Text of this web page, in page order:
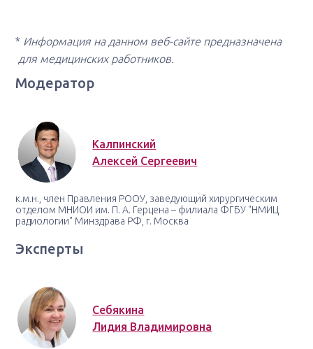
* Информация на данном веб-сайте предназначена
для медицинских работников.
Модератор
Калпинский
Алексей Сергеевич
к.м.н., член Правления РООУ, заведующий хирургическим
отделом МНИОИ им. П. А. Герцена – филиала ФГБУ "НМИЦ
радиологии" Минздрава РФ, г. Москва
Эксперты
Себякина
Лидия Владимировна